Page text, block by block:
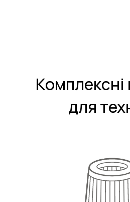
Комплексні
для